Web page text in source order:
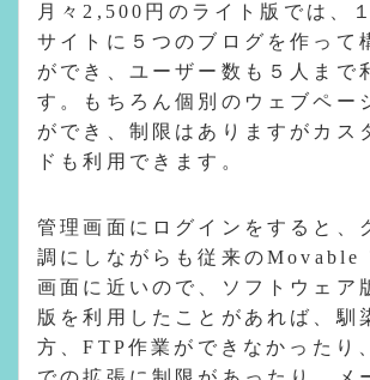
月々2,500円のライト版では、
サイトに５つのブログを作って
ができ、ユーザー数も５人まで
す。もちろん個別のウェブペー
ができ、制限はありますがカス
ドも利用できます。
管理画面にログインをすると、
調にしながらも従来のMovable
画面に近いので、ソフトウェア
版を利用したことがあれば、馴
方、FTP作業ができなかったり